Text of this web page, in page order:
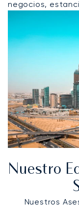
negocios,
Nuestro
Nuestros